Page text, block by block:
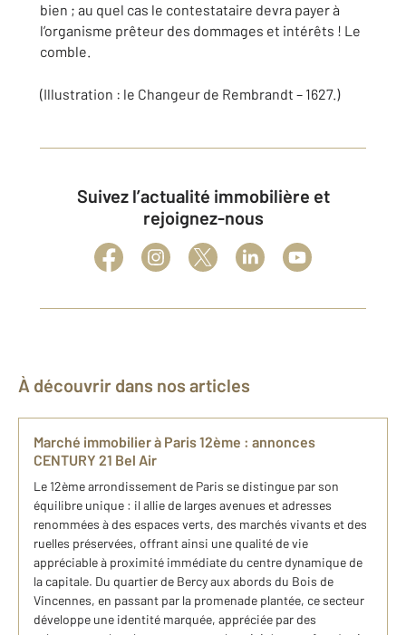
bien ; au quel cas le contestataire devra payer à
l’organisme prêteur des dommages et intérêts ! Le
comble.
(Illustration : le Changeur de Rembrandt – 1627.)
Suivez l’actualité immobilière et
rejoignez-nous
À découvrir dans nos articles
Marché immobilier à Paris 12ème : annonces
CENTURY 21 Bel Air
Le 12ème arrondissement de Paris se distingue par son
équilibre unique : il allie de larges avenues et adresses
renommées à des espaces verts, des marchés vivants et des
ruelles préservées, offrant ainsi une qualité de vie
appréciable à proximité immédiate du centre dynamique de
la capitale. Du quartier de Bercy aux abords du Bois de
Vincennes, en passant par la promenade plantée, ce secteur
développe une identité marquée, appréciée par des